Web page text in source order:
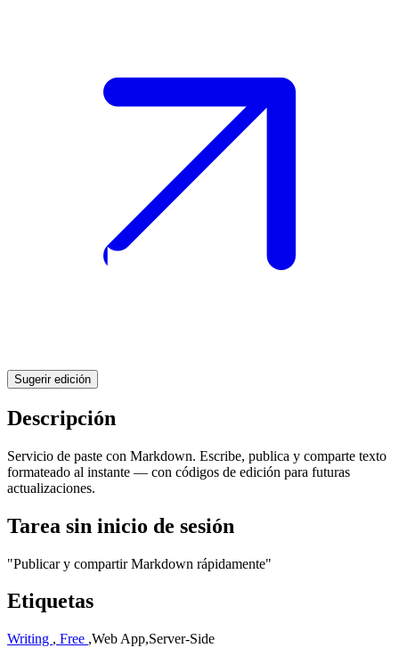
Sugerir edición
Descripción
Servicio de paste con Markdown. Escribe, publica y comparte texto
formateado al instante — con códigos de edición para futuras
actualizaciones.
Tarea sin inicio de sesión
"Publicar y compartir Markdown rápidamente"
Etiquetas
Writing , Free ,Web App,Server-Side